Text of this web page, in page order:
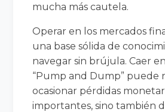
mucha más cautela.
Operar en los mercados
una base sólida de
navegar sin brújula. Caer
“Pump and Dump” puede
ocasionar pérdidas
importantes, sino también